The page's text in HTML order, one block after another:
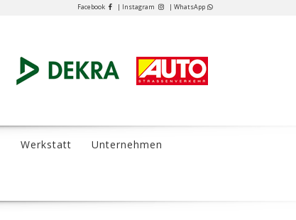
Facebook | Instagram | WhatsApp
Werkstatt Unternehmen